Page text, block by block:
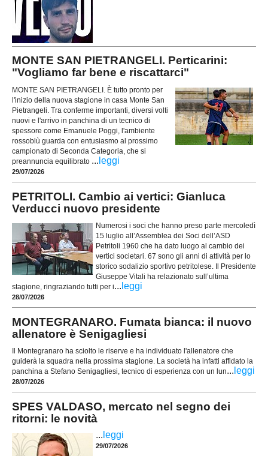
MONTE SAN PIETRANGELI. Perticarini:
"Vogliamo far bene e riscattarci"
MONTE SAN PIETRANGELI. È tutto pronto per
l'inizio della nuova stagione in casa Monte San
Pietrangeli. Tra conferme importanti, diversi volti
nuovi e l'arrivo in panchina di un tecnico di
spessore come Emanuele Poggi, l'ambiente
rossoblù guarda con entusiasmo al prossimo
campionato di Seconda Categoria, che si
preannuncia equilibrato ... leggi
29/07/2026
PETRITOLI. Cambio ai vertici: Gianluca
Verducci nuovo presidente
Numerosi i soci che hanno preso parte mercoledì
15 luglio all’Assemblea dei Soci dell’ASD
Petritoli 1960 che ha dato luogo al cambio dei
vertici societari. 67 sono gli anni di attività per lo
storico sodalizio sportivo petritolese. Il Presidente
Giuseppe Vitali ha relazionato sull’ultima
stagione, ringraziando tutti per i... leggi
28/07/2026
MONTEGRANARO. Fumata bianca: il nuovo
allenatore è Senigagliesi
Il Montegranaro ha sciolto le riserve e ha individuato l'allenatore che
guiderà la squadra nella prossima stagione. La società ha infatti affidato la
panchina a Stefano Senigagliesi, tecnico di esperienza con un lun... leggi
28/07/2026
SPES VALDASO, mercato nel segno dei
ritorni: le novità
... leggi
29/07/2026